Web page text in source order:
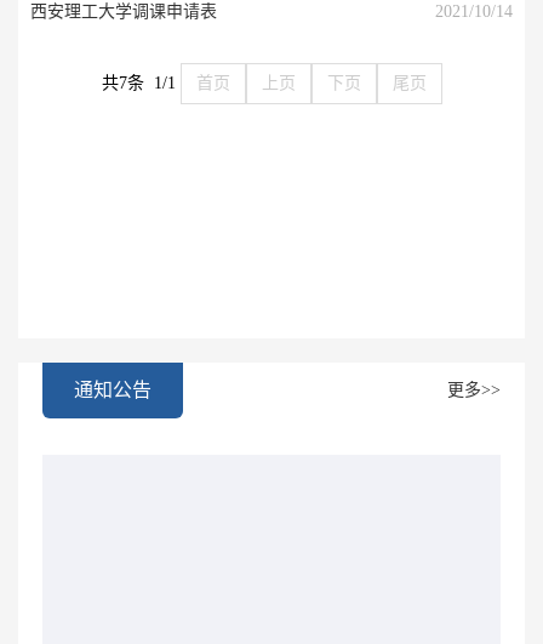
西安理工大学调课申请表 2021/10/14
共7条 1/1 首页 上页 下页 尾页
通知公告 更多>>